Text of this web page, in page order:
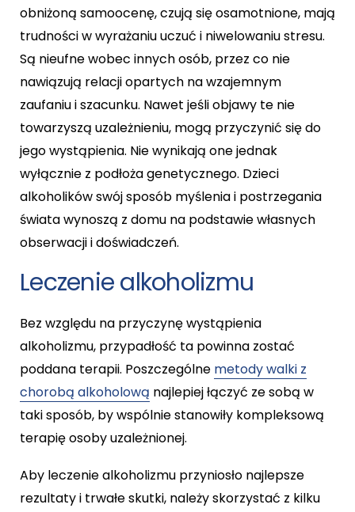
obniżoną samoocenę, czują się osamotnione, mają
trudności w wyrażaniu uczuć i niwelowaniu stresu.
Są nieufne wobec innych osób, przez co nie
nawiązują relacji opartych na wzajemnym
zaufaniu i szacunku. Nawet jeśli objawy te nie
towarzyszą uzależnieniu, mogą przyczynić się do
jego wystąpienia. Nie wynikają one jednak
wyłącznie z podłoża genetycznego. Dzieci
alkoholików swój sposób myślenia i postrzegania
świata wynoszą z domu na podstawie własnych
obserwacji i doświadczeń.
Leczenie alkoholizmu
Bez względu na przyczynę wystąpienia
alkoholizmu, przypadłość ta powinna zostać
poddana terapii. Poszczególne metody walki z
chorobą alkoholową najlepiej łączyć ze sobą w
taki sposób, by wspólnie stanowiły kompleksową
terapię osoby uzależnionej.
Aby leczenie alkoholizmu przyniosło najlepsze
rezultaty i trwałe skutki, należy skorzystać z kilku